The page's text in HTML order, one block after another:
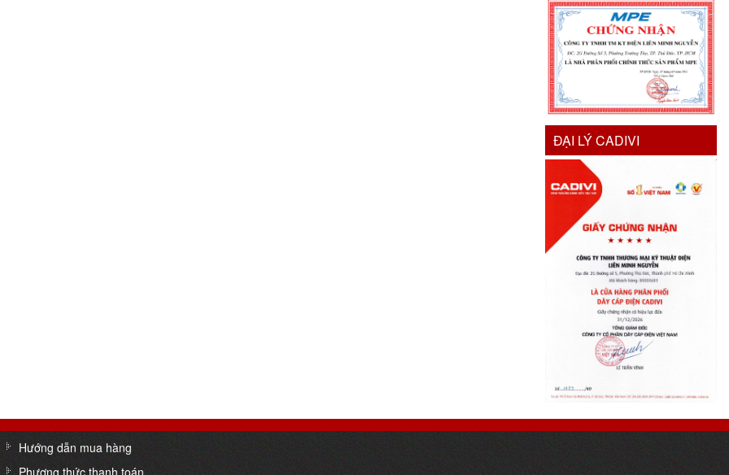
ĐẠI LÝ CADIVI
Hướng dẫn mua hàng